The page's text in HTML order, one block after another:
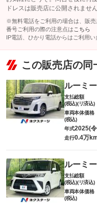
ドレスは販売店に公開されません
※無料電話をご利用の場合は、販
番号ご利用の際の注意点は こちら
IP電話、ひかり電話からはご利用い
この販売店の同
ルーミー
支払総額
(税込)(リ済込)
車両本体価格
(税込)
年式2025(
走行0.4万
ルーミー
支払総額
(税込)(リ済込)
車両本体価格
(税込)